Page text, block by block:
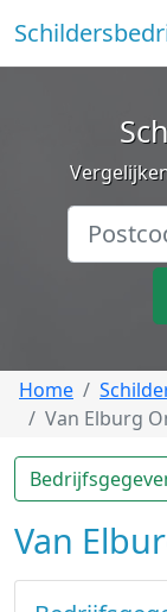
Home
Van Elburg
Van